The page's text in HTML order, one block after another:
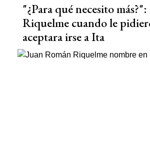
"¿Para qué necesito
Riquelme cuando le
aceptara irse a Ita